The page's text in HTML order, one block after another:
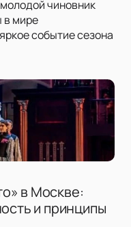
чиновник
в мире
событие сезона
в Москве:
и принципы